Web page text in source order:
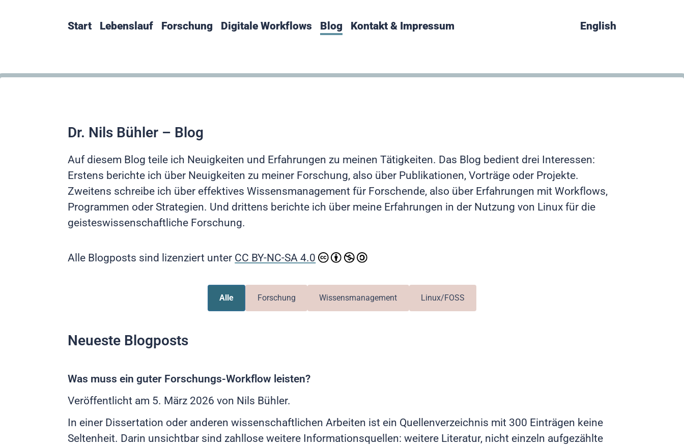
Start Lebenslauf Forschung Digitale Workflows Blog Kontakt & Impressum English
Dr. Nils Bühler – Blog
Auf diesem Blog teile ich Neuigkeiten und Erfahrungen zu meinen Tätigkeiten. Das Blog bedient drei Interessen:
Erstens berichte ich über Neuigkeiten zu meiner Forschung, also über Publikationen, Vorträge oder Projekte.
Zweitens schreibe ich über effektives Wissensmanagement für Forschende, also über Erfahrungen mit Workflows,
Programmen oder Strategien. Und drittens berichte ich über meine Erfahrungen in der Nutzung von Linux für die
geisteswissenschaftliche Forschung.
Alle Blogposts sind lizenziert unter CC BY-NC-SA 4.0
Alle Forschung Wissensmanagement Linux/FOSS
Neueste Blogposts
Was muss ein guter Forschungs-Workflow leisten?
Veröffentlicht am 5. März 2026 von Nils Bühler.
In einer Dissertation oder anderen wissenschaftlichen Arbeiten ist ein Quellenverzeichnis mit 300 Einträgen keine
Seltenheit. Darin unsichtbar sind zahllose weitere Informationsquellen: weitere Literatur, nicht einzeln aufgezählte